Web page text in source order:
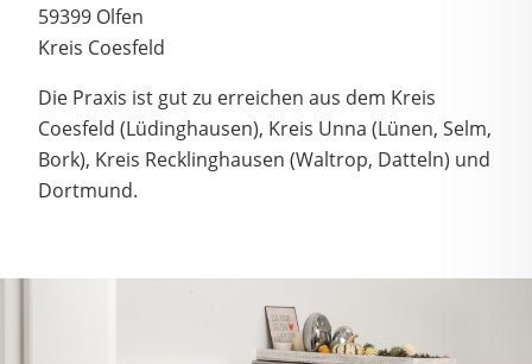
59399 Olfen
Kreis Coesfeld
Die Praxis ist gut zu erreichen aus dem Kreis
Coesfeld (Lüdinghausen), Kreis Unna (Lünen, Selm,
Bork), Kreis Recklinghausen (Waltrop, Datteln) und
Dortmund.